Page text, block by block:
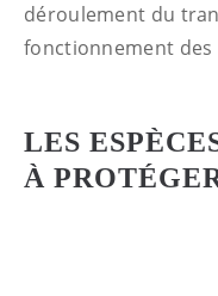
déroulement du
fonctionnement
LES
À